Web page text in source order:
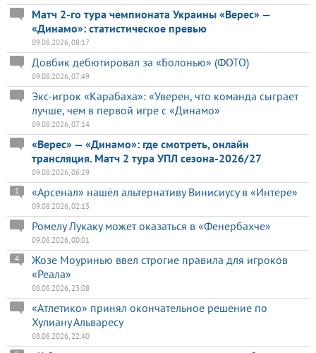
Матч 2-го тура чемпионата Украины «Верес» —
«Динамо»: статистическое превью
09.08.2026, 08:17
Довбик дебютировал за «Болонью» (ФОТО)
09.08.2026, 07:49
Экс-игрок «Карабаха»: «Уверен, что команда сыграет
лучше, чем в первой игре с «Динамо»
09.08.2026, 07:14
«Верес» — «Динамо»: где смотреть, онлайн
трансляция. Матч 2 тура УПЛ сезона-2026/27
09.08.2026, 06:29
«Арсенал» нашёл альтернативу Винисиусу в «Интере»
1
09.08.2026, 02:15
Ромелу Лукаку может оказаться в «Фенербахче»
09.08.2026, 00:01
Жозе Моуринью ввел строгие правила для игроков
«Реала»
4
08.08.2026, 23:08
«Атлетико» принял окончательное решение по
Хулиану Альваресу
08.08.2026, 22:40